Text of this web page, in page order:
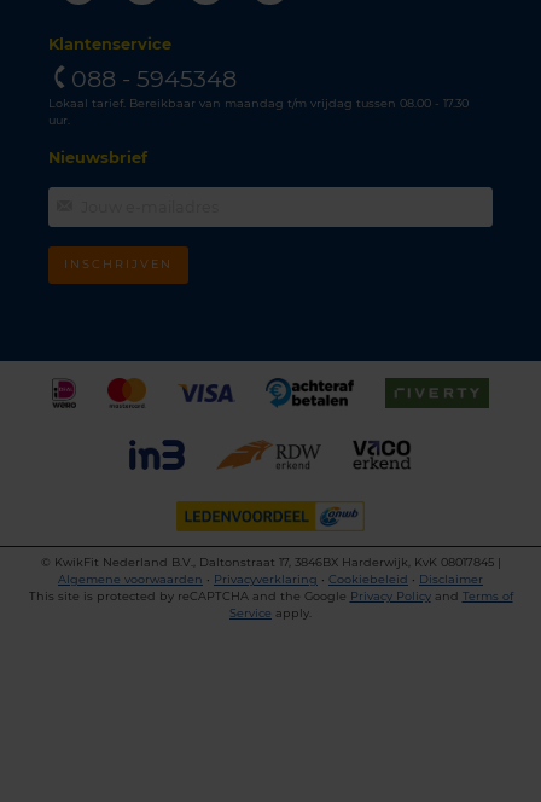
Klantenservice
088 - 5945348
Lokaal tarief. Bereikbaar van maandag t/m vrijdag tussen 08.00 - 17.30
uur.
Nieuwsbrief
INSCHRIJVEN
©
KwikFit Nederland B.V., Daltonstraat 17, 3846BX Harderwijk, KvK 08017845 |
Algemene voorwaarden • Privacyverklaring • Cookiebeleid • Disclaimer
This site is protected by reCAPTCHA and the Google Privacy Policyand Terms of
Service apply.